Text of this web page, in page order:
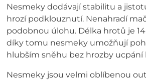
Nesmeky dodávají stabilitu a
hrozí podklouznutí. Nenahradí
podobnou úlohu. Délka hrotů je
díky tomu nesmeky umožňují
hlubším sněhu bez hrozby
Nesmeky jsou velmi oblíbenou